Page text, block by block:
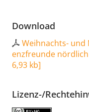
Download
Weihnachts- und
enzfreunde
6,93 kb]
Lizenz-/